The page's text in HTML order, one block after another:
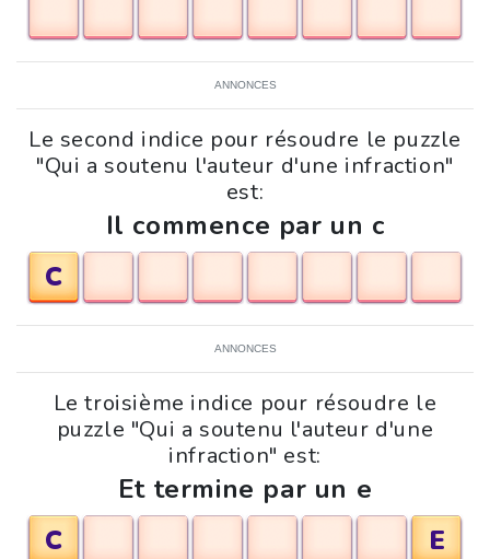
ANNONCES
Le second indice pour résoudre le puzzle
"Qui a soutenu l'auteur d'une infraction"
est:
Il commence par un c
C
ANNONCES
Le troisième indice pour résoudre le
puzzle "Qui a soutenu l'auteur d'une
infraction" est:
Et termine par un e
C
E